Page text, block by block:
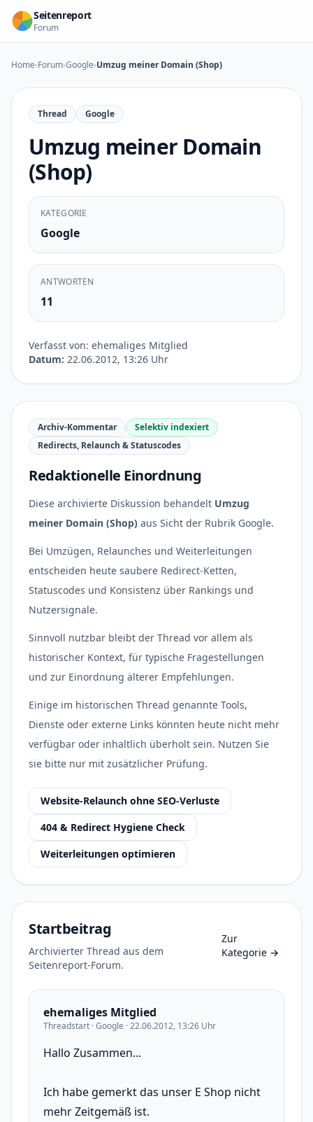
Zum Inhalt springen
Seitenreport
Forum
Home›Forum›Google›Umzug meiner Domain (Shop)
Thread Google
Umzug meiner Domain
(Shop)
KATEGORIE
Google
ANTWORTEN
11
Verfasst von: ehemaliges Mitglied
Datum: 22.06.2012, 13:26 Uhr
Archiv-Kommentar
Selektiv indexiert
Redirects, Relaunch & Statuscodes
Redaktionelle Einordnung
Diese archivierte Diskussion behandelt Umzug
meiner Domain (Shop) aus Sicht der Rubrik Google.
Bei Umzügen, Relaunches und Weiterleitungen
entscheiden heute saubere Redirect-Ketten,
Statuscodes und Konsistenz über Rankings und
Nutzersignale.
Sinnvoll nutzbar bleibt der Thread vor allem als
historischer Kontext, für typische Fragestellungen
und zur Einordnung älterer Empfehlungen.
Einige im historischen Thread genannte Tools,
Dienste oder externe Links könnten heute nicht mehr
verfügbar oder inhaltlich überholt sein. Nutzen Sie
sie bitte nur mit zusätzlicher Prüfung.
Website-Relaunch ohne SEO-Verluste
404 & Redirect Hygiene Check
Weiterleitungen optimieren
Startbeitrag
Archivierter Thread aus dem
Seitenreport-Forum.
Zur
Kategorie →
ehemaliges Mitglied
Threadstart · Google · 22.06.2012, 13:26 Uhr
Hallo Zusammen...
Ich habe gemerkt das unser E Shop nicht
mehr Zeitgemäß ist.